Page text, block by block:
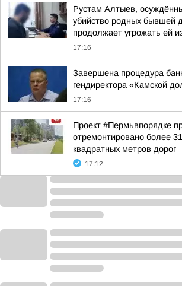
Рустам Алтыев,
убийство родных бывшей
продолжает угрожать ей
17:16
Завершена процедура
гендиректора «Камской
17:16
Проект #Пермьвпорядке
отремонтировано более
квадратных метров дорог
17:12